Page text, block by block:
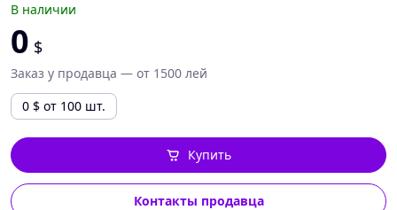
В наличии
0 $
Заказ у продавца — от 1500 лей
0 $ от 100 шт.
Контакты продавца
Купить